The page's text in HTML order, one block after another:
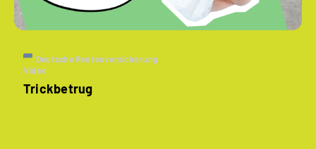
Deutsche Rentenversicherung
Video
Trickbetrug